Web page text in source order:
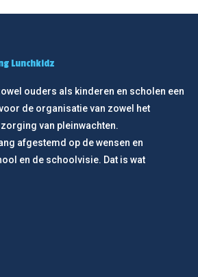
Lunchkidz
ouders als kinderen en scholen een
de organisatie van zowel het
van pleinwachten.
afgestemd op de wensen en
en de schoolvisie. Dat is wat